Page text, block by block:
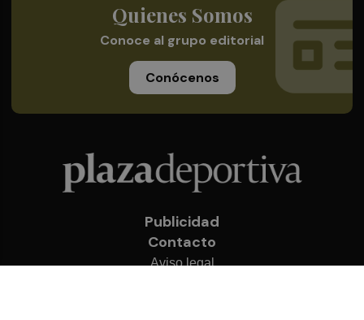
Quienes Somos
Conoce al grupo editorial
Conócenos
Publicidad
Contacto
Aviso legal